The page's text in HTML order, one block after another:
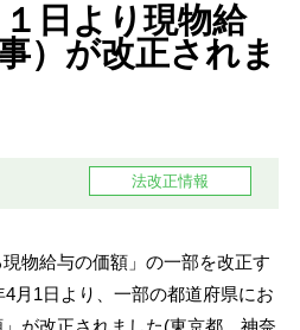
日より現物給
）が改正されま
法改正情報
物給与の価額」の一部を改正す
月1日より、一部の都道府県にお
が改正されました(東京都、神奈